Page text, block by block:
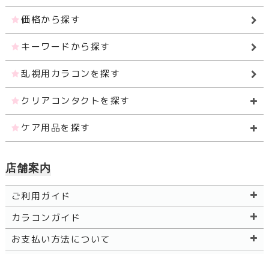
価格から探す
キーワードから探す
乱視用カラコンを探す
クリアコンタクトを探す
ケア用品を探す
店舗案内
ご利用ガイド
カラコンガイド
お支払い方法について